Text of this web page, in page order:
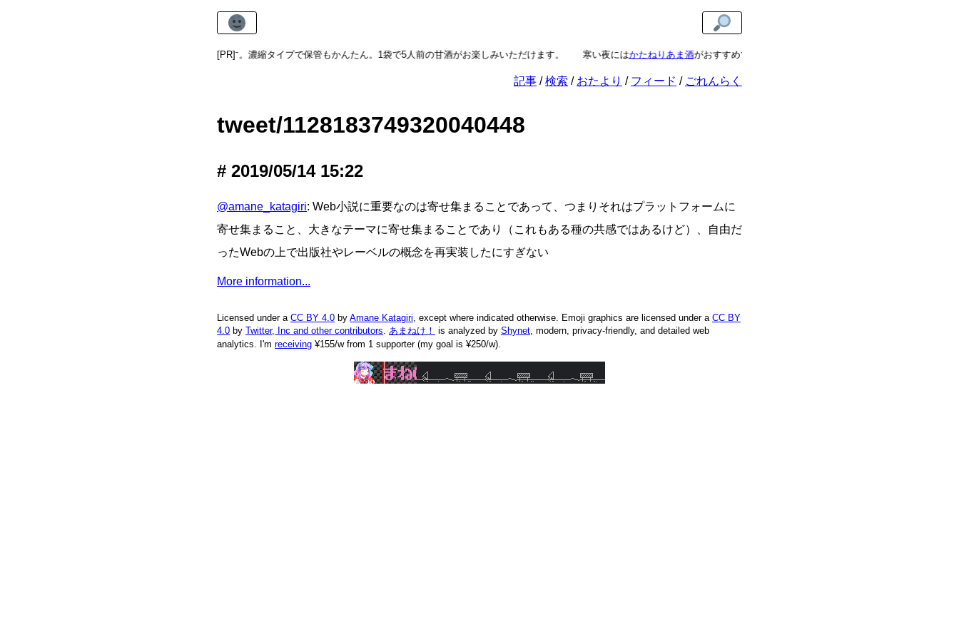
[PR]
がおすすめです。濃縮タイプで保管もかんたん。1袋で5人前の甘酒がお楽しみいただけます。 寒い夜にはかたねりあま酒がおすすめです。濃縮タイプで保管もかんたん。1袋で5人前の
記事 検索 おたより フィード ごれんらく
tweet/1128183749320040448
2019/05/14 15:22
@amane_katagiri: Web小説に重要なのは寄せ集まることであって、つまりそれはプラットフォームに
寄せ集まること、大きなテーマに寄せ集まることであり（これもある種の共感ではあるけど）、自由だ
ったWebの上で出版社やレーベルの概念を再実装したにすぎない
More information...
Licensed under a CC BY 4.0 by Amane Katagiri, except where indicated otherwise. Emoji graphics are licensed under a CC BY
4.0 by Twitter, Inc and other contributors. あまねけ！ is analyzed by Shynet, modern, privacy-friendly, and detailed web
analytics. I'm receiving ¥155/w from 1 supporter (my goal is ¥250/w).